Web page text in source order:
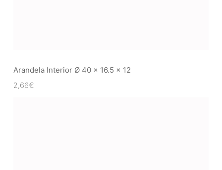
Arandela Interior Ø 40 x 16.5 x 12
2,66€